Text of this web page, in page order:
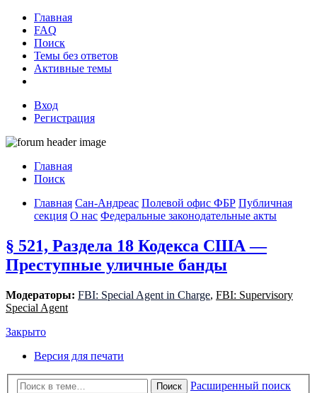
Главная
FAQ
Поиск
Темы без ответов
Активные темы
Вход
Регистрация
Главная
Поиск
Главная Сан-Андреас Полевой офис ФБР Публичная
секция О нас Федеральные законодательные акты
§ 521, Раздела 18 Кодекса США —
Преступные уличные банды
Модераторы: FBI: Special Agent in Charge, FBI: Supervisory
Special Agent
Закрыто
Версия для печати
Поиск
Расширенный поиск